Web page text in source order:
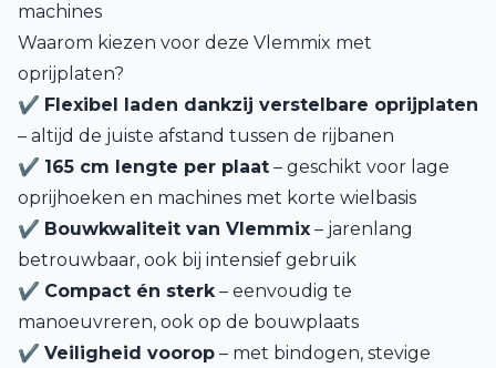
machines
Waarom kiezen voor deze Vlemmix met
oprijplaten?
✔ Flexibel laden dankzij verstelbare oprijplaten
– altijd de juiste afstand tussen de rijbanen
✔ 165 cm lengte per plaat – geschikt voor lage
oprijhoeken en machines met korte wielbasis
✔ Bouwkwaliteit van Vlemmix – jarenlang
betrouwbaar, ook bij intensief gebruik
✔ Compact én sterk– eenvoudig te
manoeuvreren, ook op de bouwplaats
✔ Veiligheid voorop – met bindogen, stevige